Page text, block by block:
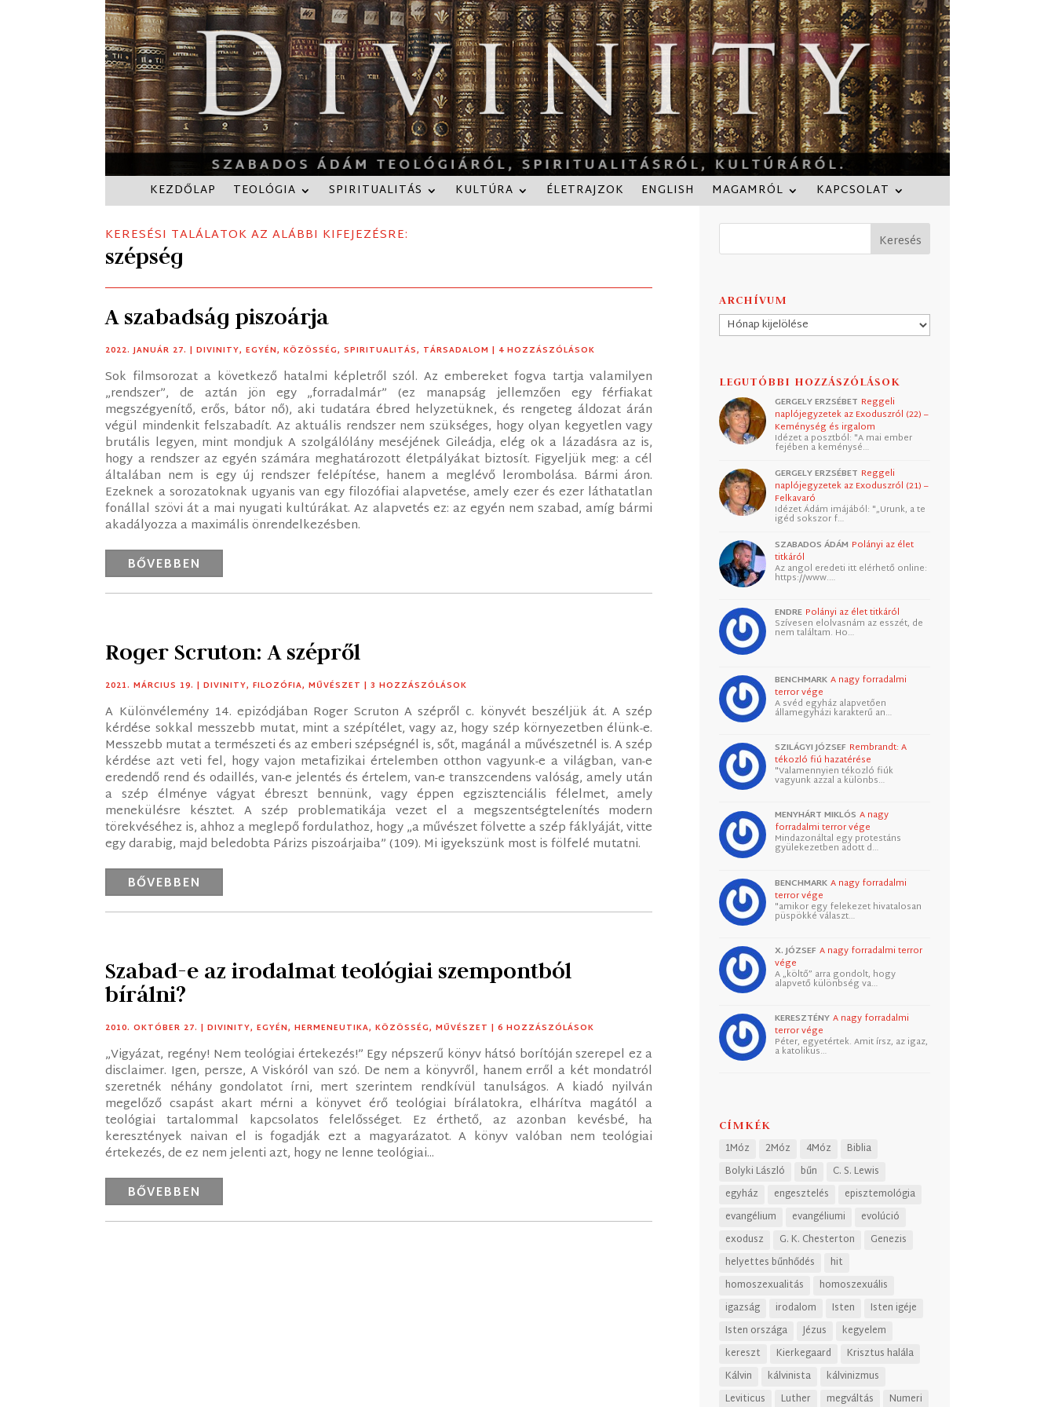
KEZDŐLAP TEOLÓGIA SPIRITUALITÁS KULTÚRA ÉLETRAJZOK ENGLISH MAGAMRÓL KAPCSOLAT
KERESÉSI TALÁLATOK AZ ALÁBBI KIFEJEZÉSRE:
szépség
A szabadság piszoárja
2022. JANUÁR 27. |DIVINITY,EGYÉN,KÖZÖSSÉG,SPIRITUALITÁS, TÁRSADALOM | 4 HOZZÁSZÓLÁSOK
Sok filmsorozat a következő hatalmi képletről szól. Az embereket fogva tartja valamilyen
„rendszer”, de aztán jön egy „forradalmár” (ez manapság jellemzően egy férfiakat
megszégyenítő, erős, bátor nő), aki tudatára ébred helyzetüknek, és rengeteg áldozat árán
végül mindenkit felszabadít. Az aktuális rendszer nem szükséges, hogy olyan kegyetlen vagy
brutális legyen, mint mondjuk A szolgálólány meséjének Gileádja, elég ok a lázadásra az is,
hogy a rendszer az egyén számára meghatározott életpályákat biztosít. Figyeljük meg: a cél
általában nem is egy új rendszer felépítése, hanem a meglévő lerombolása. Bármi áron.
Ezeknek a sorozatoknak ugyanis van egy filozófiai alapvetése, amely ezer és ezer láthatatlan
fonállal szövi át a mai nyugati kultúrákat. Az alapvetés ez: az egyén nem szabad, amíg bármi
akadályozza a maximális önrendelkezésben.
BŐVEBBEN
Roger Scruton: A szépről
2021. MÁRCIUS 19. |DIVINITY,FILOZÓFIA,MŰVÉSZET | 3 HOZZÁSZÓLÁSOK
A Különvélemény 14. epizódjában Roger Scruton A szépről c. könyvét beszéljük át. A szép
kérdése sokkal messzebb mutat, mint a szépítélet, vagy az, hogy szép környezetben élünk-e.
Messzebb mutat a természeti és az emberi szépségnél is, sőt, magánál a művészetnél is. A szép
kérdése azt veti fel, hogy vajon metafizikai értelemben otthon vagyunk-e a világban, van-e
eredendő rend és odaillés, van-e jelentés és értelem, van-e transzcendens valóság, amely után
a szép élménye vágyat ébreszt bennünk, vagy éppen egzisztenciális félelmet, amely
menekülésre késztet. A szép problematikája vezet el a megszentségtelenítés modern
törekvéséhez is, ahhoz a meglepő fordulathoz, hogy „a művészet fölvette a szép fáklyáját, vitte
egy darabig, majd beledobta Párizs piszoárjaiba” (109). Mi igyekszünk most is fölfelé mutatni.
BŐVEBBEN
Szabad-e az irodalmat teológiai szempontból
bírálni?
2010. OKTÓBER 27. |DIVINITY,EGYÉN,HERMENEUTIKA,KÖZÖSSÉG,MŰVÉSZET | 6 HOZZÁSZÓLÁSOK
„Vigyázat, regény! Nem teológiai értekezés!” Egy népszerű könyv hátsó borítóján szerepel ez a
disclaimer. Igen, persze, A Viskóról van szó. De nem a könyvről, hanem erről a két mondatról
szeretnék néhány gondolatot írni, mert szerintem rendkívül tanulságos. A kiadó nyilván
megelőző csapást akart mérni a könyvet érő teológiai bírálatokra, elhárítva magától a
teológiai tartalommal kapcsolatos felelősséget. Ez érthető, az azonban kevésbé, ha
keresztények naivan el is fogadják ezt a magyarázatot. A könyv valóban nem teológiai
értekezés, de ez nem jelenti azt, hogy ne lenne teológiai...
BŐVEBBEN
ARCHÍVUM
Archívum
LEGUTÓBBI HOZZÁSZÓLÁSOK
GERGELY ERZSÉBET Reggeli
naplójegyzetek az Exoduszról (22) –
Keménység és irgalom
Idézet a posztból: "A mai ember
fejében a keménysé…
GERGELY ERZSÉBET Reggeli
naplójegyzetek az Exoduszról (21) –
Felkavaró
Idézet Ádám imájából: "„Urunk, a te
igéd sokszor f…
SZABADOS ÁDÁM Polányi az élet
titkáról
Az angol eredeti itt elérhető online:
https://www.…
ENDRE Polányi az élet titkáról
Szívesen elolvasnám az esszét, de
nem találtam. Ho…
BENCHMARK A nagy forradalmi
terror vége
A svéd egyház alapvetően
államegyházi karakterű an…
SZILÁGYI JÓZSEF Rembrandt: A
tékozló fiú hazatérése
"Valamennyien tékozló fiúk
vagyunk azzal a különbs…
MENYHÁRT MIKLÓS A nagy
forradalmi terror vége
Mindazonáltal egy protestáns
gyülekezetben adott d…
BENCHMARK A nagy forradalmi
terror vége
"amikor egy felekezet hivatalosan
püspökké választ…
X. JÓZSEF A nagy forradalmi terror
vége
A „költő” arra gondolt, hogy
alapvető különbség va…
KERESZTÉNY A nagy forradalmi
terror vége
Péter, egyetértek. Amit írsz, az igaz,
a katolikus…
CÍMKÉK
1Móz 2Móz 4Móz
Biblia
Bolyki László
bűn
C. S. Lewis
egyház
engesztelés
episztemológia
evangélium
evangéliumi
evolúció
exodusz
G. K. Chesterton
Genezis
helyettes bűnhődés
hit
homoszexualitás
homoszexuális
igazság
irodalom Isten
Isten igéje
Isten országa
Jézus
kegyelem
kereszt
Kierkegaard
Krisztus halála
Kálvin
kálvinista
kálvinizmus
Leviticus
Luther megváltás Numeri